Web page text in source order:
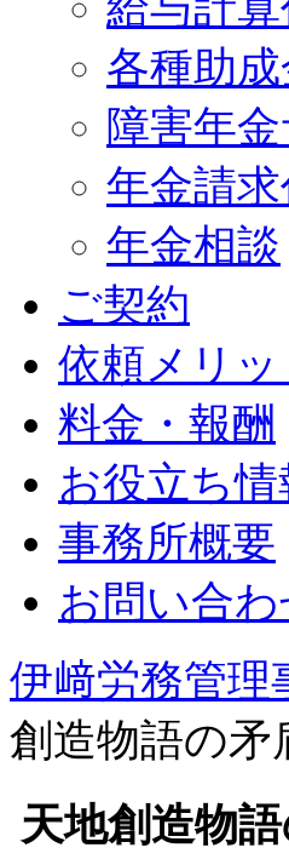
各種助
障害年
年金請
年金相談
ご契約
依頼メリッ
料金・報酬
お役立ち情
事務所概要
お問い合わ
伊﨑労務管理
創造物語の矛
天地創造物